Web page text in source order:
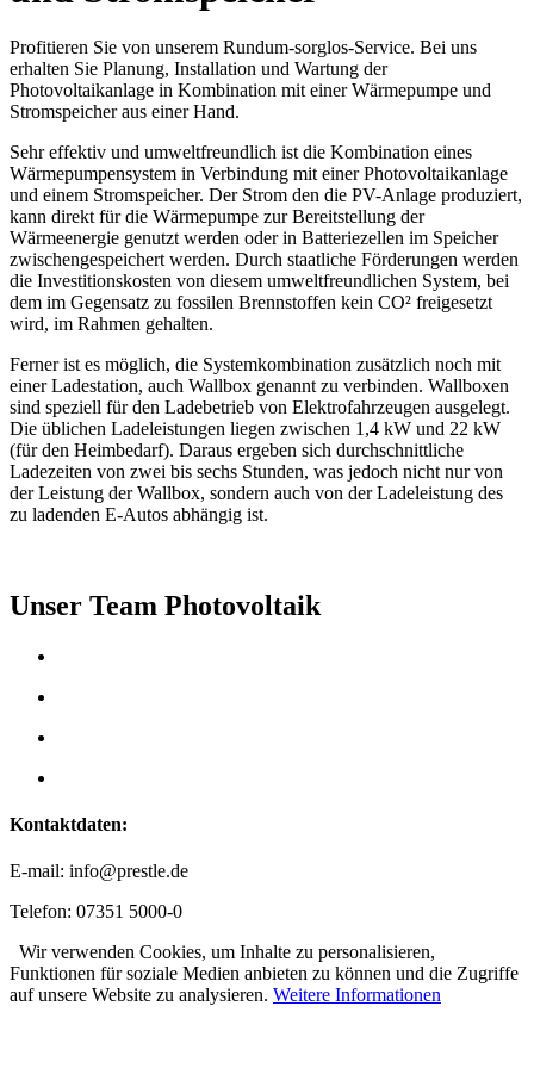
Profitieren Sie von unserem Rundum-sorglos-Service. Bei uns
erhalten Sie Planung, Installation und Wartung der
Photovoltaikanlage in Kombination mit einer Wärmepumpe und
Stromspeicher aus einer Hand.
Sehr effektiv und umweltfreundlich ist die Kombination eines
Wärmepumpensystem in Verbindung mit einer Photovoltaikanlage
und einem Stromspeicher. Der Strom den die PV-Anlage produziert,
kann direkt für die Wärmepumpe zur Bereitstellung der
Wärmeenergie genutzt werden oder in Batteriezellen im Speicher
zwischengespeichert werden. Durch staatliche Förderungen werden
die Investitionskosten von diesem umweltfreundlichen System, bei
dem im Gegensatz zu fossilen Brennstoffen kein CO² freigesetzt
wird, im Rahmen gehalten.
Ferner ist es möglich, die Systemkombination zusätzlich noch mit
einer Ladestation, auch Wallbox genannt zu verbinden. Wallboxen
sind speziell für den Ladebetrieb von Elektrofahrzeugen ausgelegt.
Die üblichen Ladeleistungen liegen zwischen 1,4 kW und 22 kW
(für den Heimbedarf). Daraus ergeben sich durchschnittliche
Ladezeiten von zwei bis sechs Stunden, was jedoch nicht nur von
der Leistung der Wallbox, sondern auch von der Ladeleistung des
zu ladenden E-Autos abhängig ist.
Unser Team Photovoltaik
Kontaktdaten:
E-mail: info@prestle.de
Telefon: 07351 5000-0
Wir verwenden Cookies, um Inhalte zu personalisieren,
Funktionen für soziale Medien anbieten zu können und die Zugriffe
auf unsere Website zu analysieren. Weitere Informationen